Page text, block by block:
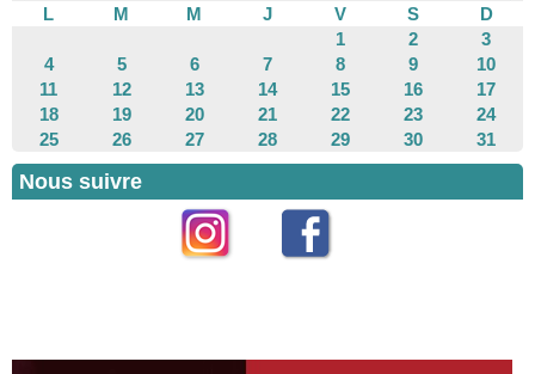
L
M M J V S
D
1
2
3
4
5 6 7 8 9
10
11
12 13 14 15 16
17
18
19 20 21 22 23
24
25
26 27 28 29 30 31
Nous suivre